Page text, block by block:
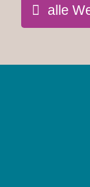
alle